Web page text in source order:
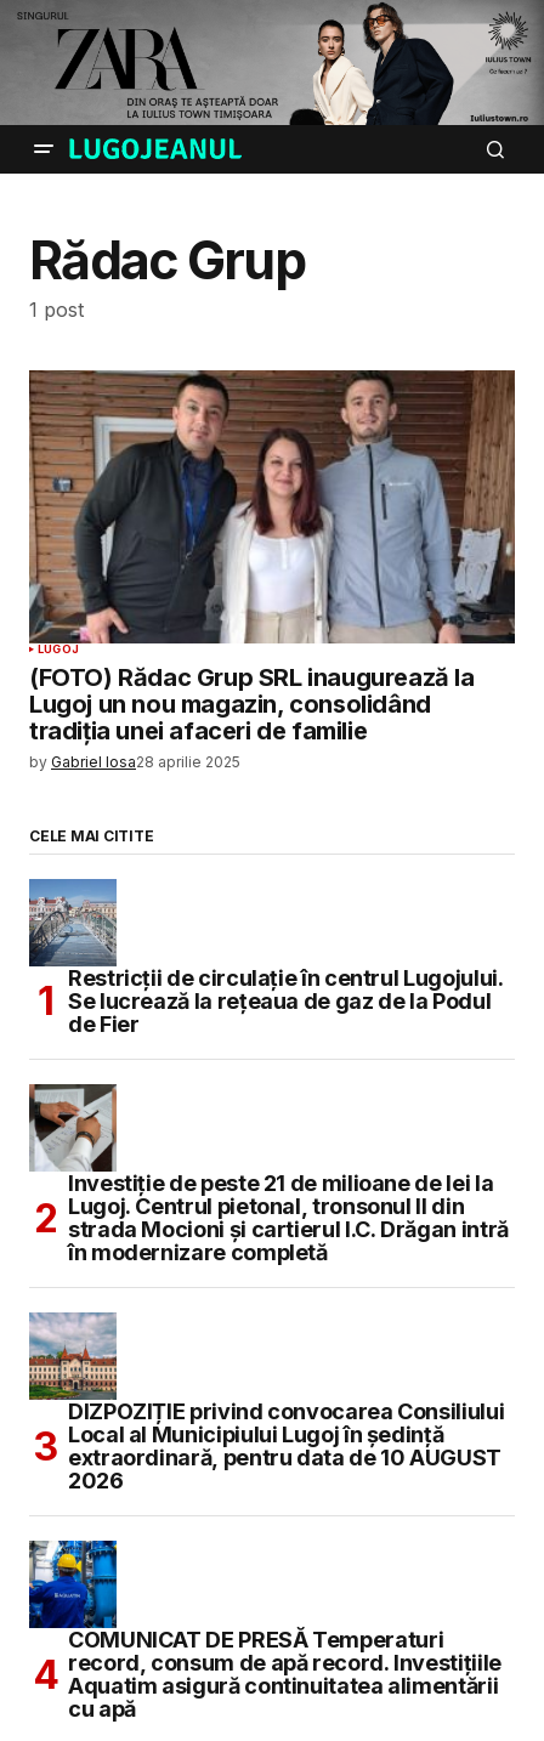
Rădac Grup
1 post
LUGOJ
(FOTO) Rădac Grup SRL inaugurează la
Lugoj un nou magazin, consolidând
tradiția unei afaceri de familie
by Gabriel Iosa28 aprilie 2025
CELE MAI CITITE
Restricții de circulație în centrul Lugojului.
Se lucrează la rețeaua de gaz de la Podul
de Fier
Investiție de peste 21 de milioane de lei la
Lugoj. Centrul pietonal, tronsonul II din
strada Mocioni și cartierul I.C. Drăgan intră
în modernizare completă
DIZPOZIȚIE privind convocarea Consiliului
Local al Municipiului Lugoj în şedinţă
extraordinară, pentru data de 10 AUGUST
2026
COMUNICAT DE PRESĂ Temperaturi
record, consum de apă record. Investițiile
Aquatim asigură continuitatea alimentării
cu apă